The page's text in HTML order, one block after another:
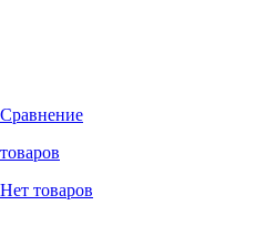
Сравнение
товаров
Нет товаров